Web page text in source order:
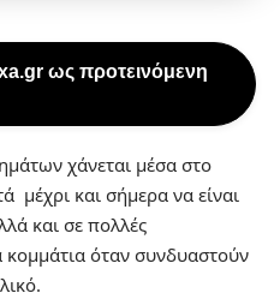
ως προτεινόμενη
χάνεται μέσα στο
μέχρι και σήμερα να είναι
και σε πολλές
κομμάτια όταν συνδυαστούν